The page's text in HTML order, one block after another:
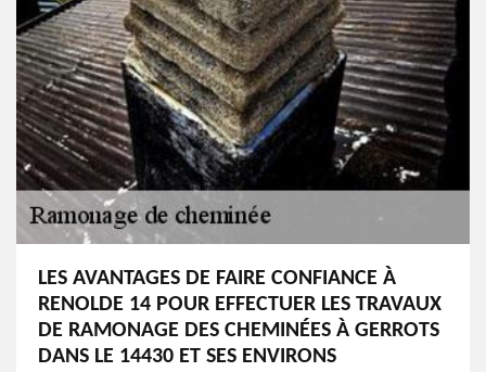
LES AVANTAGES DE FAIRE CONFIANCE À
RENOLDE 14 POUR EFFECTUER LES TRAVAUX
DE RAMONAGE DES CHEMINÉES À GERROTS
DANS LE 14430 ET SES ENVIRONS